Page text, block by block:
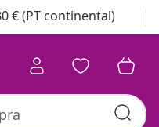
€ (PT continental)